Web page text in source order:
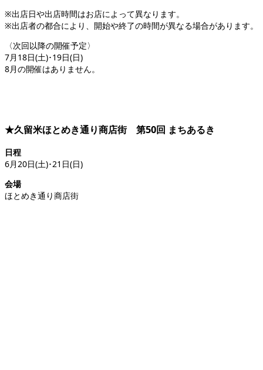
※出店日や出店時間はお店によって異なります。
※出店者の都合により、開始や終了の時間が異なる場合があります。
〈次回以降の開催予定〉
7月18日(土)･19日(日)
8月の開催はありません。
★久留米ほとめき通り商店街 第50回 まちあるき
日程
6月20日(土)･21日(日)
会場
ほとめき通り商店街